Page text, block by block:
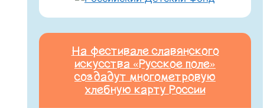
На фестивале славянского
искусства «Русское поле»
создадут многометровую
хлебную карту России